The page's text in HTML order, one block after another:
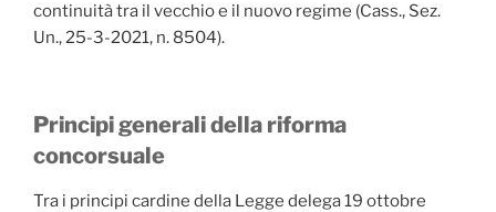
continuità tra il vecchio e il nuovo regime (Cass., Sez.
Un., 25-3-2021, n. 8504).
Principi generali della riforma
concorsuale
Tra i principi cardine della Legge delega 19 ottobre